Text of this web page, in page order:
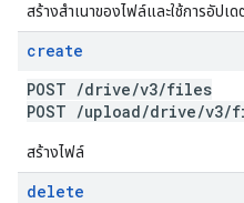
สร้างสำเนาของไฟล์และใช้การอัป
create
POST /drive/v3/files
POST /upload/drive/v3/
สร้างไฟล์
delete